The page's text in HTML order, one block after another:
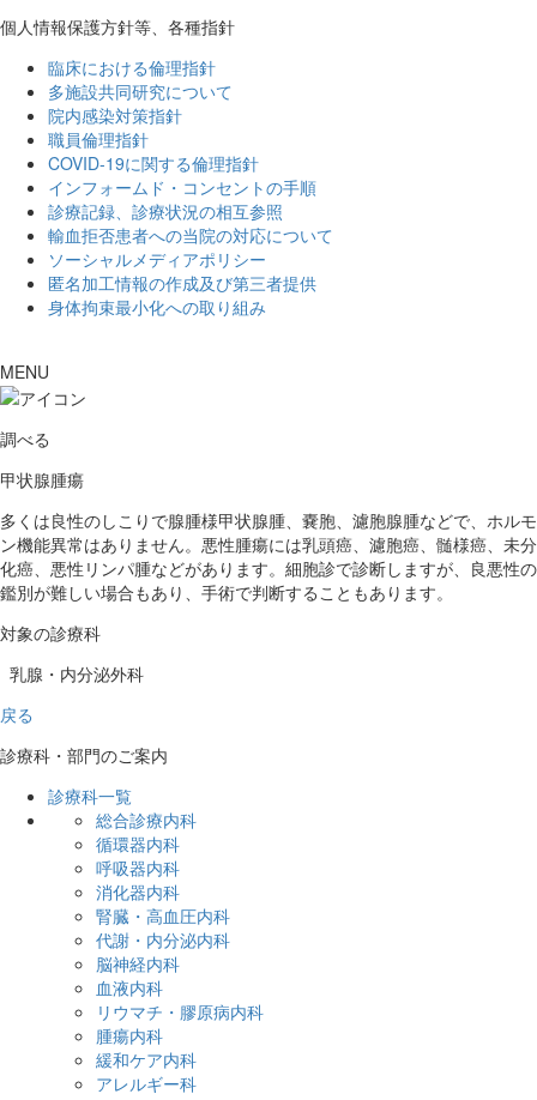
個人情報保護方針等、各種指針
臨床における倫理指針
多施設共同研究について
院内感染対策指針
職員倫理指針
COVID-19に関する倫理指針
インフォームド・コンセントの手順
診療記録、診療状況の相互参照
輸血拒否患者への当院の対応について
ソーシャルメディアポリシー
匿名加工情報の作成及び第三者提供
身体拘束最小化への取り組み
MENU
調べる
甲状腺腫瘍
多くは良性のしこりで腺腫様甲状腺腫、嚢胞、濾胞腺腫などで、ホルモ
ン機能異常はありません。悪性腫瘍には乳頭癌、濾胞癌、髄様癌、未分
化癌、悪性リンパ腫などがあります。細胞診で診断しますが、良悪性の
鑑別が難しい場合もあり、手術で判断することもあります。
対象の診療科
乳腺・内分泌外科
戻る
診療科・部門のご案内
診療科一覧
総合診療内科
循環器内科
呼吸器内科
消化器内科
腎臓・高血圧内科
代謝・内分泌内科
脳神経内科
血液内科
リウマチ・膠原病内科
腫瘍内科
緩和ケア内科
アレルギー科